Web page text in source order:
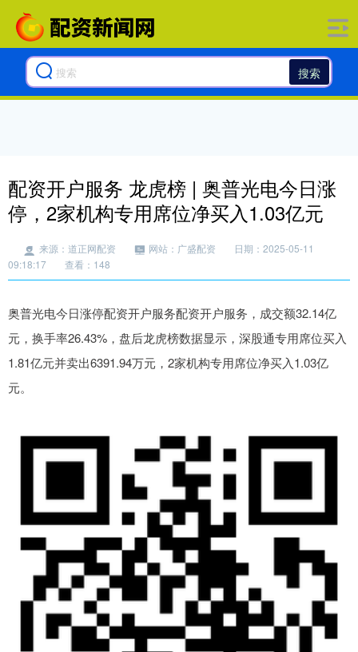
搜索
配资开户服务 龙虎榜 | 奥普光电今日涨
停，2家机构专用席位净买入1.03亿元
来源：道正网配资 网站：广盛配资
日期：2025-05-11
09:18:17
查看：148
奥普光电今日涨停配资开户服务配资开户服务，成交额32.14亿
元，换手率26.43%，盘后龙虎榜数据显示，深股通专用席位买入
1.81亿元并卖出6391.94万元，2家机构专用席位净买入1.03亿
元。